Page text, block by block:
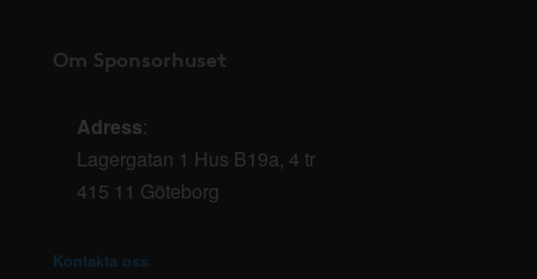
Om Sponsorhuset
Adress:
Lagergatan 1 Hus B19a, 4 tr
415 11 Göteborg
Kontakta oss